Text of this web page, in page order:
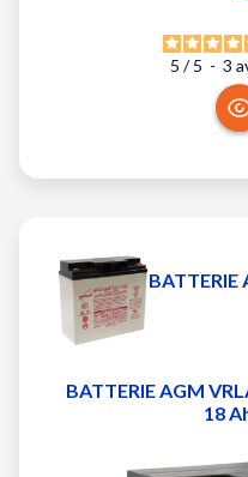
5 / 5 - 3
BATTERIE
BATTERIE AGM
18